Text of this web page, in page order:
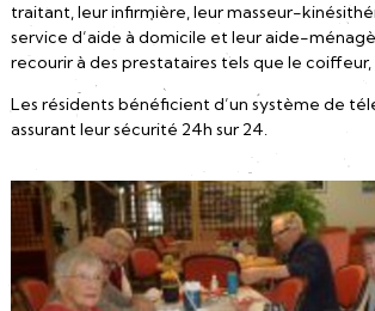
traitant, leur infirmière, leur masseur-
service d’aide à domicile et leur aide-
recourir à des prestataires tels que le
Les résidents bénéficient d’un système de
assurant leur sécurité 24h sur 24.